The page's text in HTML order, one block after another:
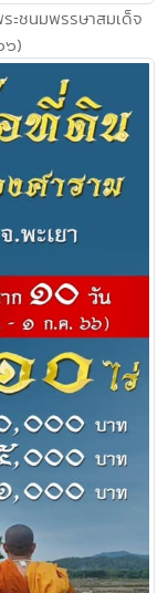
ะชนมพรรษาสมเด็จ
๖)